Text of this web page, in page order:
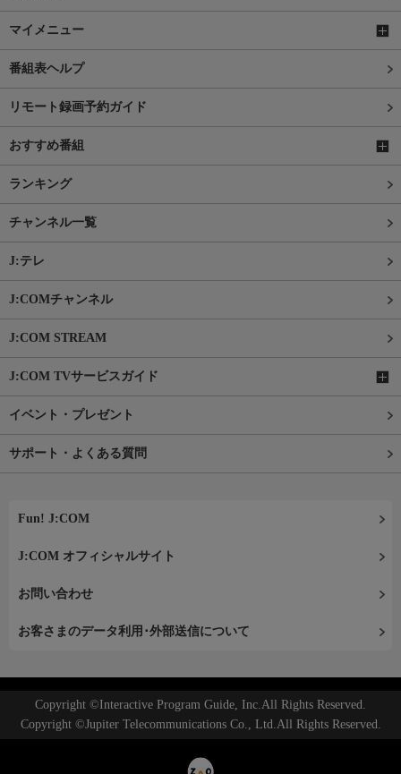
マイメニュー
番組表ヘルプ
リモート録画予約ガイド
おすすめ番組
ランキング
チャンネル一覧
J:テレ
J:COMチャンネル
J:COM STREAM
J:COM TVサービスガイド
イベント・プレゼント
サポート・よくある質問
Fun! J:COM
J:COM オフィシャルサイト
お問い合わせ
お客さまのデータ利用･外部送信について
Copyright ©Interactive Program Guide, Inc.All Rights Reserved.
Copyright ©Jupiter Telecommunications Co., Ltd.All Rights Reserved.